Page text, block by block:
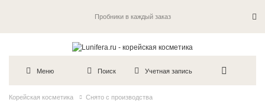
Пробники в каждый заказ
Меню Поиск Учетная запись
Корейская косметика Снято с производства